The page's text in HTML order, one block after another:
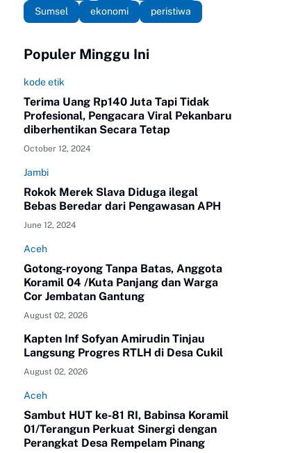
Sumsel
ekonomi peristiwa
Populer Minggu Ini
kode etik
Terima Uang Rp140 Juta Tapi Tidak
Profesional, Pengacara Viral Pekanbaru
diberhentikan Secara Tetap
October 12, 2024
Jambi
Rokok Merek Slava Diduga ilegal
Bebas Beredar dari Pengawasan APH
June 12, 2024
Aceh
Gotong-royong Tanpa Batas, Anggota
Koramil 04 /Kuta Panjang dan Warga
Cor Jembatan Gantung
August 02, 2026
Kapten Inf Sofyan Amirudin Tinjau
Langsung Progres RTLH di Desa Cukil
August 02, 2026
Aceh
Sambut HUT ke-81 RI, Babinsa Koramil
01/Terangun Perkuat Sinergi dengan
Perangkat Desa Rempelam Pinang